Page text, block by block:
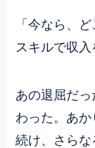
「今なら、
スキルで収入
あの退屈だ
わった。あ
続け、さら